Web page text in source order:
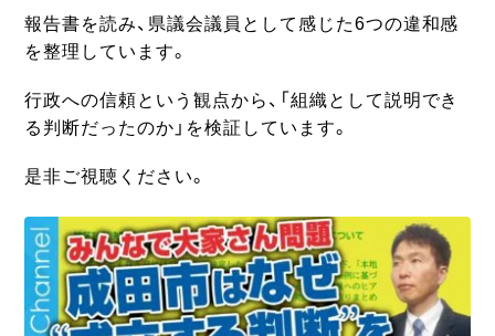
報告書を読み、県議会議員として感じた6つの違和感
を整理しています。
行政への信頼という観点から、「組織として説明でき
る判断だったのか」を検証しています。
是非ご視聴ください。